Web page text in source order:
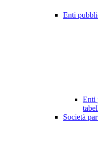
Enti
Enti
Società